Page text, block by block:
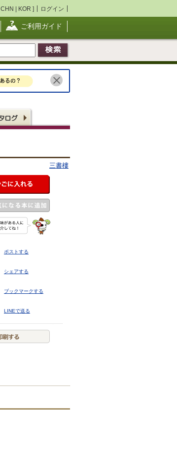
CHN | KOR ] ログイン
ご利用ガイド
三書樓
ポストする
シェアする
ブックマークする
LINEで送る